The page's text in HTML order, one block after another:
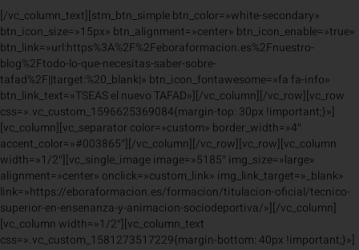
[/vc_column_text][stm_btn_simple btn_color=»white-secondary»
btn_icon_size=»15px» btn_alignment=»center» btn_icon_enable=»true»
btn_link=»url:https%3A%2F%2Feboraformacion.es%2Fnuestro-
blog%2Ftodo-lo-que-necesitas-saber-sobre-
tafad%2F||target:%20_blank|» btn_icon_fontawesome=»fa fa-info»
btn_link_text=»TSEAS el nuevo TAFAD»][/vc_column][/vc_row][vc_row
css=».vc_custom_1596625369084{margin-top: 30px !important;}»]
[vc_column][vc_separator color=»custom» border_width=»4″
accent_color=»#003865″][/vc_column][/vc_row][vc_row][vc_column
width=»1/2″][vc_single_image image=»5185″ img_size=»large»
alignment=»center» onclick=»custom_link» img_link_target=»_blank»
link=»https://eboraformacion.es/formacion/titulacion-oficial/tecnico-
superior-en-ensenanza-y-animacion-sociodeportiva/»][/vc_column]
[vc_column width=»1/2″][vc_column_text
css=».vc_custom_1581273517229{margin-bottom: 40px !important;}»]